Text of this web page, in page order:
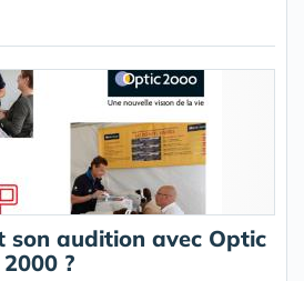
son audition avec Optic
?